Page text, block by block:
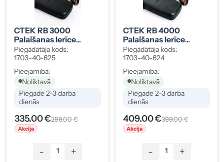
CTEK RB 3000
Palaišanas Ierīce
(starta Būsteris) 1703-
40-625
Piegādātāja kods:
1703-40-625
Pieejamība:
Noliktavā
Piegāde 2-3 darba
dienās
335.00 €299.00 €
Akcija
- +
CTEK RB 4000
Palaišanas Ierīce
(starta Būsteris) 1703-
40-624
Piegādātāja kods:
1703-40-624
Pieejamība:
Noliktavā
Piegāde 2-3 darba
dienās
409.00 €399.00 €
Akcija
- +